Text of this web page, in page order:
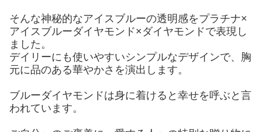
そんな神秘的なアイスブルーの透明感をプラチナ×
アイスブルーダイヤモンド×ダイヤモンドで表現し
ました。
デイリーにも使いやすいシンプルなデザインで、胸
元に品のある華やかさを演出します。
ブルーダイヤモンドは身に着けると幸せを呼ぶと言
われています。